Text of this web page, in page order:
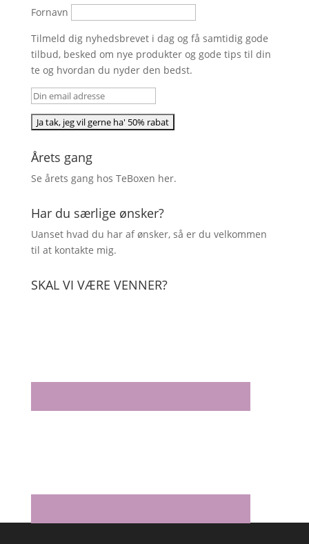
Fornavn
Tilmeld dig nyhedsbrevet i dag og få samtidig gode
tilbud, besked om nye produkter og gode tips til din
te og hvordan du nyder den bedst.
Årets gang
Se årets gang hos TeBoxen her.
Har du særlige ønsker?
Uanset hvad du har af ønsker, så er du velkommen
til at kontakte mig.
SKAL VI VÆRE VENNER?